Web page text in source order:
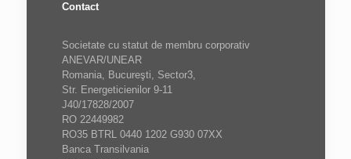
Contact
Societate cu statut de membru corporativ
ANEVAR/UNEAR
Romania, Bucureşti, Sector3,
Str. Energeticienilor 9-11
J40/17828/2007
RO 22449982
RO35 BTRL 0440 1202 G930 07XX
Banca Transilvania